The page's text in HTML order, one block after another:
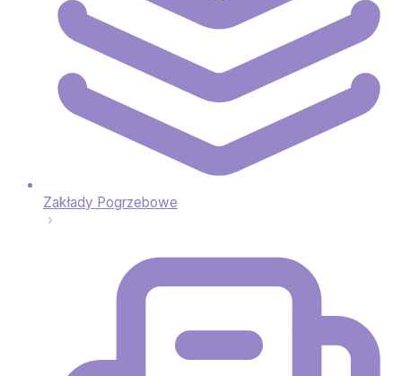
Zakłady Pogrzebowe